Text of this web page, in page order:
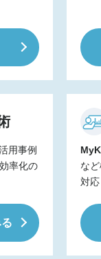
用事例
率化の
な
対